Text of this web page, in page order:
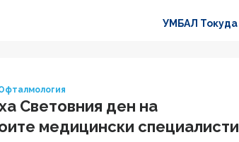
УМБАЛ Токуда
Световния ден на
медицински специалисти